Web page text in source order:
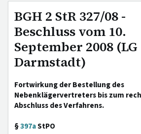
BGH 2 StR 327/08 -
Beschluss vom 10.
September 2008 (LG
Darmstadt)
Fortwirkung der Bestellung des
Nebenklägervertreters bis zum
Abschluss des Verfahrens.
§397aStPO